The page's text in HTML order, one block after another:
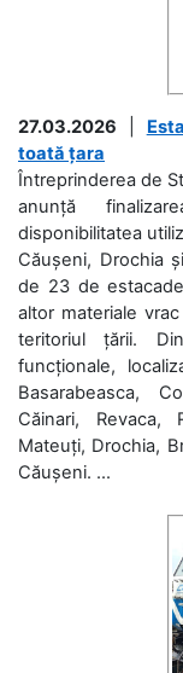
27.03.2026
toată țara
Întreprinderea de
anunță
disponibilitatea
Căușeni, Drochia
de 23 de
altor materiale
teritoriul țării.
funcționale,
Basarabeasca,
Căinari, Revaca,
Mateuți, Drochia,
Căușeni. ...